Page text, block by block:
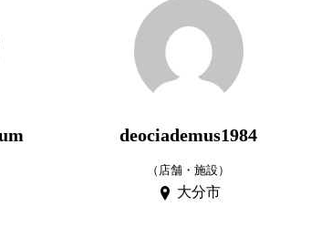
deociademus1984
（店舗・施設）
大分市